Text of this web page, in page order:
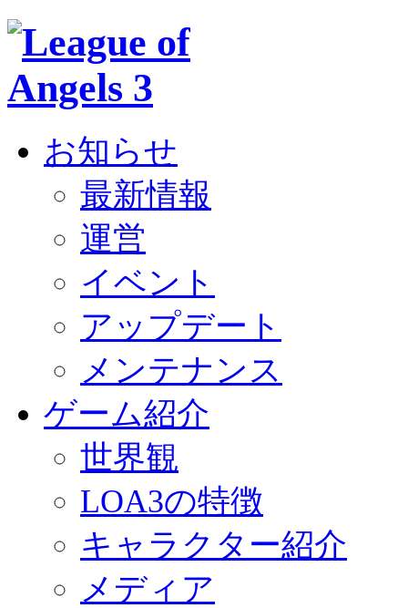
お知らせ
最新情報
運営
イベント
アップデート
メンテナンス
ゲーム紹介
世界観
LOA3の特徴
キャラクター紹介
メディア